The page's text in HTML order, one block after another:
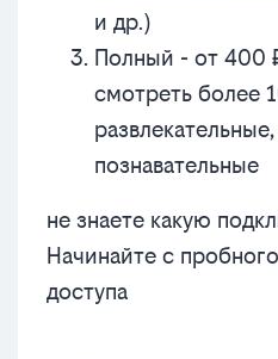
и др.)
Полный - от 400
смотреть более
познавательные
не знаете какую
Начинайте с
доступа